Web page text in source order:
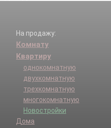
На продажу:
Комнату
Квартиру
однокомнатную
двухкомнатную
трехкомнатную
многокомнатную
Новостройки
Дома